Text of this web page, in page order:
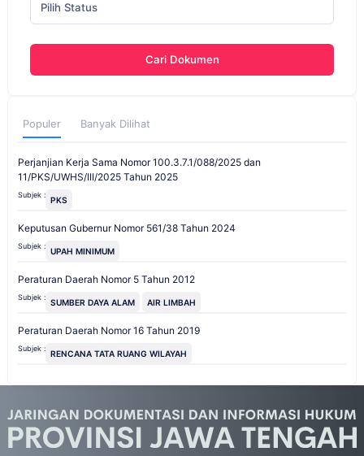
Pilih Status
Cari Dokumen
Populer Banyak Dilihat
Perjanjian Kerja Sama Nomor 100.3.7.1/088/2025 dan
11/PKS/UWHS/III/2025 Tahun 2025
Subjek : PKS
Keputusan Gubernur Nomor 561/38 Tahun 2024
Subjek : UPAH MINIMUM
Peraturan Daerah Nomor 5 Tahun 2012
Subjek : SUMBER DAYA ALAM AIR LIMBAH
Peraturan Daerah Nomor 16 Tahun 2019
Subjek : RENCANA TATA RUANG WILAYAH